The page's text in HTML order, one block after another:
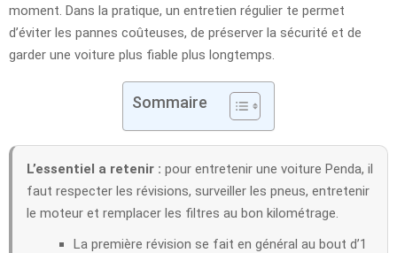
moment. Dans la pratique, un entretien régulier te permet
d’éviter les pannes coûteuses, de préserver la sécurité et de
garder une voiture plus fiable plus longtemps.
Sommaire
L’essentiel a retenir : pour entretenir une voiture Penda, il
faut respecter les révisions, surveiller les pneus, entretenir
le moteur et remplacer les filtres au bon kilométrage.
La première révision se fait en général au bout d’1